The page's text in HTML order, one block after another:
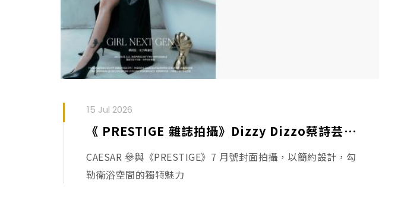
15 Jul 2026
《 PRESTIGE 雜誌拍攝》Dizzy Dizzo蔡詩芸｜女力再進化 Girl Next Gen
CAESAR 參與《PRESTIGE》7 月號封面拍攝，以簡約設計，勾
勒衛浴空間的獨特魅力